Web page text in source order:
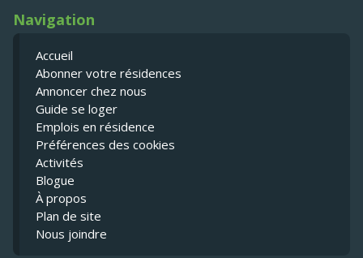
Navigation
Accueil
Abonner votre résidences
Annoncer chez nous
Guide se loger
Emplois en résidence
Préférences des cookies
Activités
Blogue
À propos
Plan de site
Nous joindre